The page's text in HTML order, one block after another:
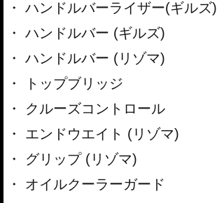
ハンドルバーライザー(ギルズ)
ハンドルバー (ギルズ)
ハンドルバー (リゾマ)
トップブリッジ
クルーズコントロール
エンドウエイト (リゾマ)
グリップ (リゾマ)
オイルクーラーガード